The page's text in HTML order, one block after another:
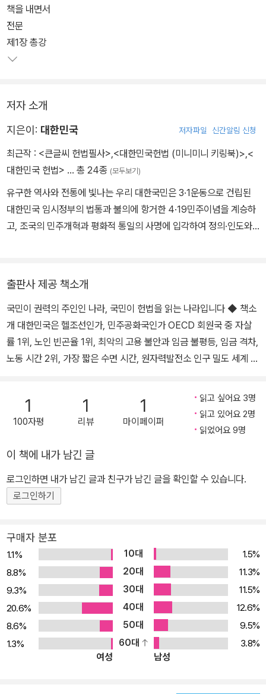
책을 내면서
전문
제1장 총강
저자 소개
지은이: 대한민국 저자파일 신간알림 신청
최근작 : <큰글씨 헌법필사> <대한민국헌법 (미니미니 키링북)> <
대한민국 헌법> … 총 24종 (모두보기)
유구한 역사와 전통에 빛나는 우리 대한국민은 3·1운동으로 건립된
대한민국 임시정부의 법통과 불의에 항거한 4·19민주이념을 계승하
고, 조국의 민주개혁과 평화적 통일의 사명에 입각하여 정의·인도와
등히 하고, 능력을 최고도로 발휘하게 하며, 자유와 권리에 따르는 책
임과 의무를 완수하게 하여, 안으로는 국민생활의 균등한 향상을 기
하고 밖으로는 항구적인 세계평화와 인류공영에 이바지함으로써 우
리들과 우리들의 자손의 안전과 자유와 행복을 영원히 확보할 것을
다짐하면서 1948년 7월 12일에 제정되고 8차에 걸쳐 개정된 헌법
행 1988. 2.25] [헌법 제10호, 1987.10.29, 전부개정]
출판사 제공 책소개
국민이 권력의 주인인 나라, 국민이 헌법을 읽는 나라입니다 ◆ 책소
개 대한민국은 헬조선인가, 민주공화국인가 OECD 회원국 중 자살
률 1위, 노인 빈곤율 1위, 최악의 고용 불안과 임금 불평등, 임금 격차,
노동 시간 2위, 가장 짧은 수면 시간, 원자력발전소 인구 밀도 세계 1
는 “대한민국은 민주공화국이다” “모든 권력은 국민으로부터 나온
다”라고 선언한다. 하지만 과연 우리는 민주공화국에서 주권과 권력
살았다면 이런 참담한 수치는 나오지 않았을 것이다. 법이란 개인과
개인이 모여 사회를 만들고 더불어 살기 위해 필요한 것이며, 그중에
서도 헌법은 모든 법의 근거이자 뿌리로 국민의 기본권을 보장하고
국가의 정체성을 밝힌다. 도서출판 더휴먼의 《대한민국헌법》은 헌법
게 다른지 판단의 근거가 될 뿐만 아니라 나아갈 길의 이정표가 될 것
이다. 사실 우리 중에 국민 기본권과 민주주의의 근거가 되는 헌법을
처음부터 끝까지 모두 읽은 사람이 몇이나 될까? 헌법의 내용이 법전
속의 글로만 남지 않으려면 먼저 읽어야 한다. 그래야 아시아 민주주
의 모범국에서 인권후진국으로 곤두박질치고 민주주의 껍데기만 남
은 대한민국을 헌법대로인 나라로 만들 수 있다.
1
100자평
1
리뷰
1
마이페이퍼
읽고 싶어요 3명
읽고 있어요 2명
읽었어요 9명
이 책에 내가 남긴 글
로그인하면 내가 남긴 글과 친구가 남긴 글을 확인할 수 있습니다.
로그인하기
구매자 분포
1.1% 10대
1.5%
8.8%
20대
11.3%
9.3%
30대
11.5%
20.6%
40대
12.6%
8.6%
50대
9.5%
1.3%
60대
3.8%
여성
남성